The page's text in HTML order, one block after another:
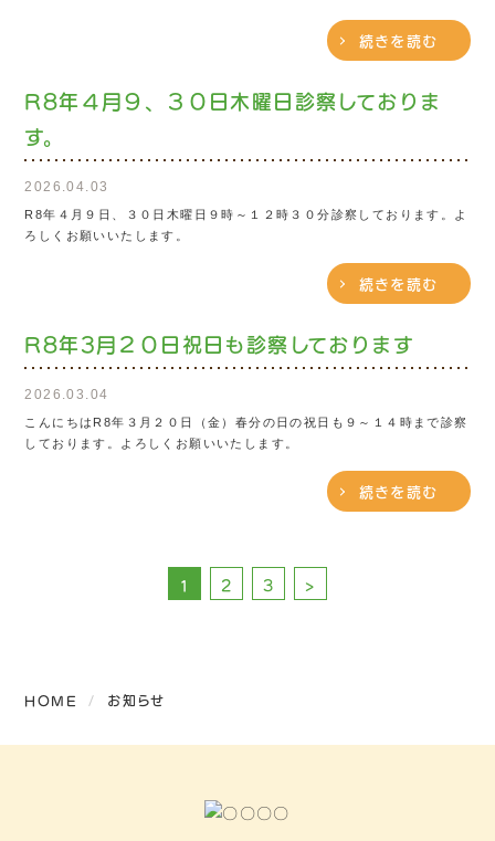
続きを読む
R8年４月９、３０日木曜日診察しておりま
す。
2026.04.03
R8年４月９日、３０日木曜日９時～１２時３０分診察しております。よ
ろしくお願いいたします。
続きを読む
R8年3月２０日祝日も診察しております
2026.03.04
こんにちはR8年３月２０日（金）春分の日の祝日も９～１４時まで診察
しております。よろしくお願いいたします。
続きを読む
1 2 3 >
HOME お知らせ